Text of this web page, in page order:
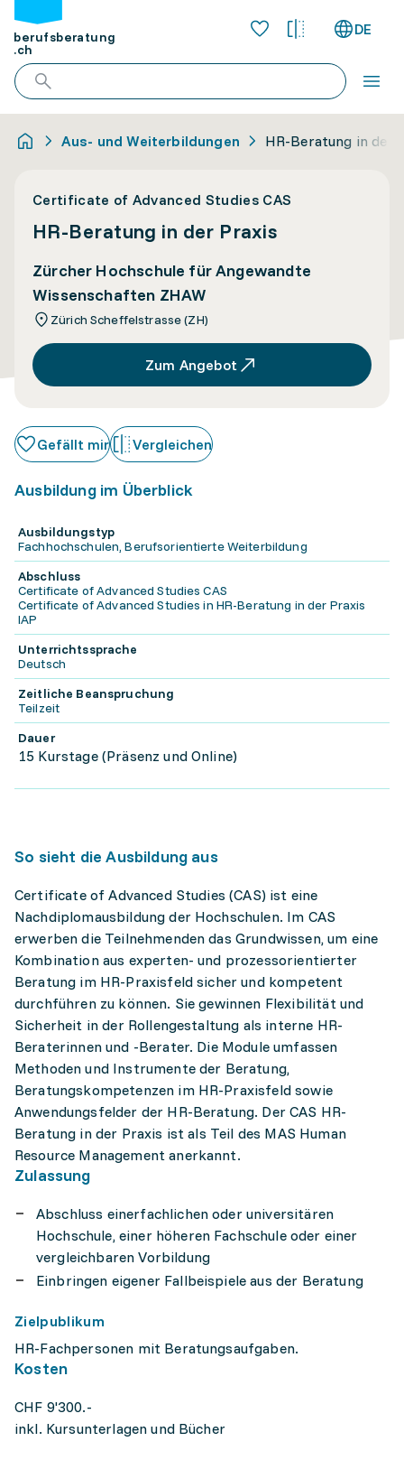
berufsberatung
.ch
DE
Aus- und Weiterbildungen HR-Beratung in der
Certificate of Advanced Studies CAS
HR-Beratung in der Praxis
Zürcher Hochschule für Angewandte
Wissenschaften ZHAW
Zürich Scheffelstrasse (ZH)
Zum Angebot
Gefällt mir Vergleichen
Ausbildung im Überblick
Ausbildungstyp
Fachhochschulen, Berufsorientierte Weiterbildung
Abschluss
Certificate of Advanced Studies CAS
Certificate of Advanced Studies in HR-Beratung in der Praxis
IAP
Unterrichtssprache
Deutsch
Zeitliche Beanspruchung
Teilzeit
Dauer
15 Kurstage (Präsenz und Online)
So sieht die Ausbildung aus
Certificate of Advanced Studies (CAS) ist eine
Nachdiplomausbildung der Hochschulen. Im CAS
erwerben die Teilnehmenden das Grundwissen, um eine
Kombination aus experten- und prozessorientierter
Beratung im HR-Praxisfeld sicher und kompetent
durchführen zu können. Sie gewinnen Flexibilität und
Sicherheit in der Rollengestaltung als interne HR-
Beraterinnen und -Berater. Die Module umfassen
Methoden und Instrumente der Beratung,
Beratungskompetenzen im HR-Praxisfeld sowie
Anwendungsfelder der HR-Beratung. Der CAS HR-
Beratung in der Praxis ist als Teil des MAS Human
Resource Management anerkannt.
Zulassung
Abschluss einerfachlichen oder universitären
Hochschule, einer höheren Fachschule oder einer
vergleichbaren Vorbildung
Einbringen eigener Fallbeispiele aus der Beratung
Zielpublikum
HR-Fachpersonen mit Beratungsaufgaben.
Kosten
CHF 9'300.-
inkl. Kursunterlagen und Bücher